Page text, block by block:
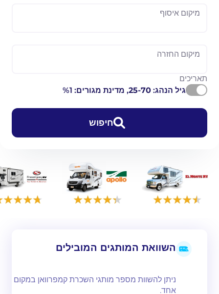
מיקום איסוף
מיקום החזרה
תאריכים
גיל הנהג: 25-70, מדינת מגורים: %1
חיפוש
השוואת המותגים המובילים
ניתן להשוות מספר מותגי השכרת קמפרוואן במקום
אחד.